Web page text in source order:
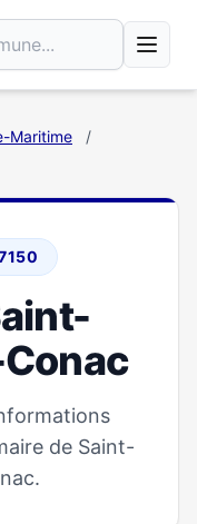
Maritime
/
de Saint-